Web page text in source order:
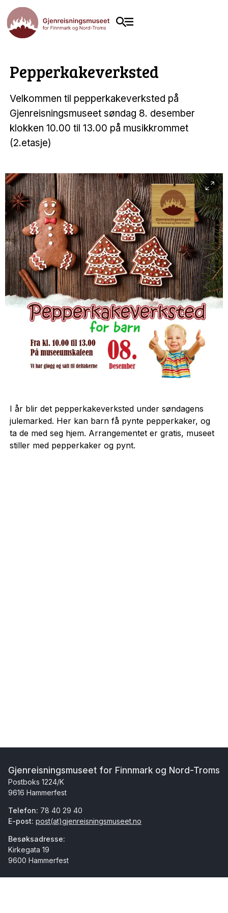
Pepperkakeverksted
Velkommen til pepperkakeverksted på
Gjenreisningsmuseet søndag 8. desember
klokken 10.00 til 13.00 på musikkrommet
(2.etasje)
I år blir det pepperkakeverksted under søndagens
julemarked. Her kan barn få pynte pepperkaker, og
ta de med seg hjem. Arrangementet er gratis, museet
stiller med pepperkaker og pynt.
Gjenreisningsmuseet for Finnmark og Nord-Troms
Postboks 1224/K
9616 Hammerfest
Telefon: 78 40 29 40
E-post: post(at)gjenreisningsmuseet.no
Besøksadresse:
Kirkegata 19
9600 Hammerfest